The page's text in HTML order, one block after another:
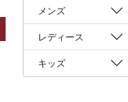
メンズ
レディース
キッズ